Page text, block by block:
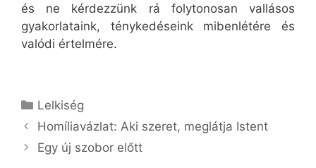
és ne kérdezzünk rá folytonosan vallásos
gyakorlataink, ténykedéseink mibenlétére és
valódi értelmére.
Kategória
Lelkiség
Homíliavázlat: Aki szeret, meglátja Istent
Egy új szobor előtt